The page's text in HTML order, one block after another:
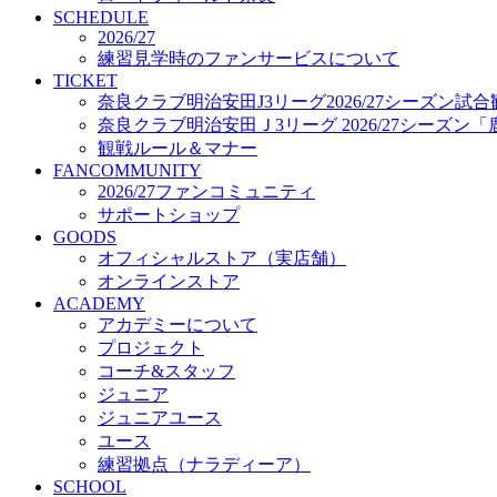
プロジェクト
コーチ&スタッフ
ジュニア
ジュニアユース
ユース
練習拠点（ナラディーア）
SCHOOL
CLUB
2026/27 パートナー企業
パートナー募集
クラブ理念
クラブ情報
サステナビリティ
Web制作支援
応援プロジェクト
SCHEDULE
2026/27
練習見学時のファンサービスについて
TICKET
奈良クラブ明治安田J3リーグ2026/27シーズン試合
奈良クラブ明治安田Ｊ3リーグ 2026/27シーズン「
観戦ルール＆マナー
FANCOMMUNITY
2026/27ファンコミュニティ
サポートショップ
GOODS
オフィシャルストア（実店舗）
オンラインストア
ACADEMY
アカデミーについて
プロジェクト
コーチ&スタッフ
ジュニア
ジュニアユース
ユース
練習拠点（ナラディーア）
SCHOOL